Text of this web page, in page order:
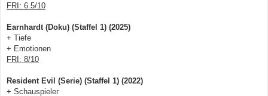
FRI: 6.5/10
Earnhardt (Doku) (Staffel 1) (2025)
+ Tiefe
+ Emotionen
FRI: 8/10
Resident Evil (Serie) (Staffel 1) (2022)
+ Schauspieler